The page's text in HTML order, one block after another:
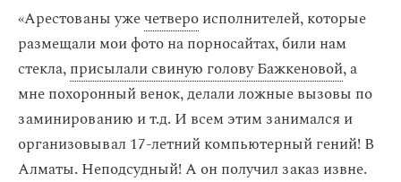
«Арестованы ужечетвероисполнителей, которые
размещали мои фото на порносайтах, били нам
стекла,присылали свиную голову Бажкеновой, а
мне похоронный венок, делали ложные вызовы по
заминированию и т.д. И всем этим занимался и
организовывал 17-летний компьютерный гений! В
Алматы. Неподсудный! А он получил заказ извне.